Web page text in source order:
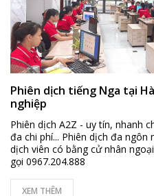
Phiên dịch tiếng Nga tại
nghiệp
Phiên dịch A2Z - uy tín, nhanh
đa chi phí... Phiên dịch đa ngôn
dịch viên có bằng cử nhân
gọi 0967.204.888
XEM THÊM